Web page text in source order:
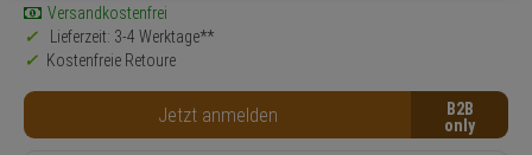
Versandkostenfrei
Lieferzeit: 3-4 Werktage**
Kostenfreie Retoure
Jetzt anmelden B2B